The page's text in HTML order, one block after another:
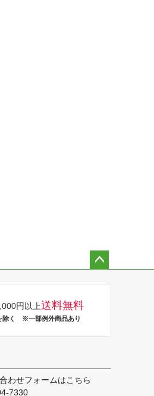
円以上送料無料
除く ※一部例外商品あり
わせフォームはこちら
7330